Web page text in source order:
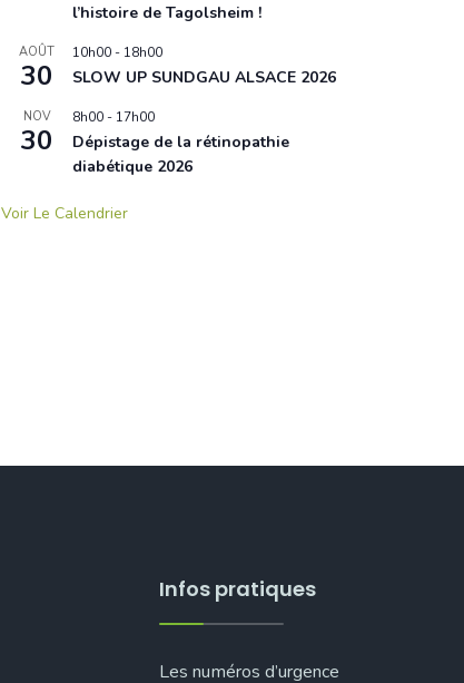
l’histoire de Tagolsheim !
AOÛT
30
10h00 - 18h00
SLOW UP SUNDGAU ALSACE 2026
NOV
30
8h00 - 17h00
Dépistage de la rétinopathie
diabétique 2026
Voir Le Calendrier
Infos pratiques
Les numéros d’urgence